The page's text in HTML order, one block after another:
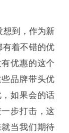
想到，作为新
着不错的优
优惠的这个
品牌带头优
如果会的话
步打击，这
当我们期待